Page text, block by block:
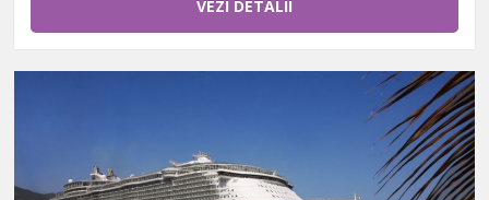
VEZI DETALII